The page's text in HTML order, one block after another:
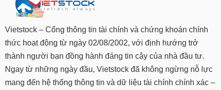
Vietstock – Cổng thông tin tài chính và chứng khoán chính
thức hoạt động từ ngày 02/08/2002, với định hướng trở
thành người bạn đồng hành đáng tin cậy của nhà đầu tư.
Ngay từ những ngày đầu, Vietstock đã không ngừng nỗ lực
mang đến hệ thống thông tin và dữ liệu tài chính chính xác –